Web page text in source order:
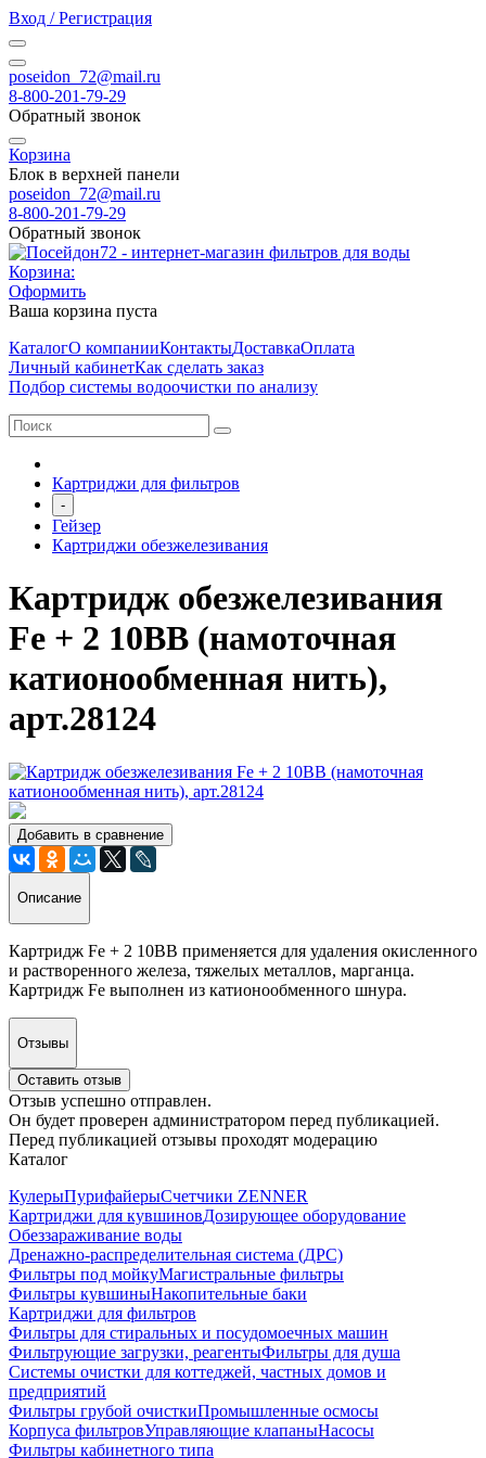
Вход / Регистрация
poseidon_72@mail.ru
8-800-201-79-29
Обратный звонок
Корзина
Блок в верхней панели
poseidon_72@mail.ru
8-800-201-79-29
Обратный звонок
Корзина:
Оформить
Ваша корзина пуста
КаталогО компанииКонтактыДоставкаОплата
Личный кабинетКак сделать заказ
Подбор системы водоочистки по анализу
Картриджи для фильтров
-
Гейзер
Картриджи обезжелезивания
Картридж обезжелезивания
Fe + 2 10ВВ (намоточная
катионообменная нить),
арт.28124
Добавить в сравнение
Описание
Картридж Fe + 2 10ВВ применяется для удаления окисленного
и растворенного железа, тяжелых металлов, марганца.
Картридж Fe выполнен из катионообменного шнура.
Отзывы
Оставить отзыв
Отзыв успешно отправлен.
Он будет проверен администратором перед публикацией.
Перед публикацией отзывы проходят модерацию
Каталог
КулерыПурифайерыСчетчики ZENNER
Картриджи для кувшиновДозирующее оборудование
Обеззараживание воды
Дренажно-распределительная система (ДРС)
Фильтры под мойкуМагистральные фильтры
Фильтры кувшиныНакопительные баки
Картриджи для фильтров
Фильтры для стиральных и посудомоечных машин
Фильтрующие загрузки, реагентыФильтры для душа
Системы очистки для коттеджей, частных домов и
предприятий
Фильтры грубой очисткиПромышленные осмосы
Корпуса фильтровУправляющие клапаныНасосы
Фильтры кабинетного типа